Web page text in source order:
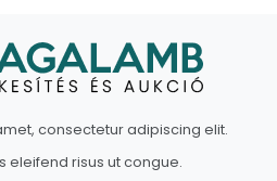
consectetur adipiscing elit.
eleifend risus ut congue.